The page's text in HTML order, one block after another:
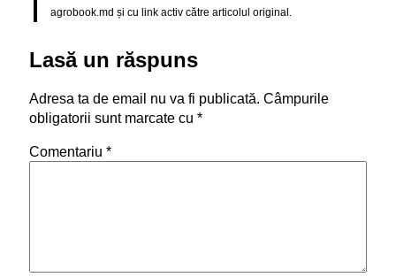
agrobook.md și cu link activ către articolul original.
Lasă un răspuns
Adresa ta de email nu va fi publicată. Câmpurile
obligatorii sunt marcate cu *
Comentariu *